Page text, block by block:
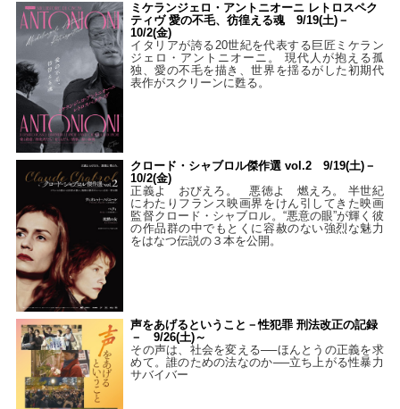
ミケランジェロ・アントニオーニ レトロスペク
ティヴ 愛の不毛、彷徨える魂 9/19(土)－
10/2(金)
イタリアが誇る20世紀を代表する巨匠ミケラン
ジェロ・アントニオーニ。 現代人が抱える孤
独、愛の不毛を描き、世界を揺るがした初期代
表作がスクリーンに甦る。
クロード・シャブロル傑作選 vol.2 9/19(土)－
10/2(金)
正義よ おびえろ。 悪徳よ 燃えろ。 半世紀
にわたりフランス映画界をけん引してきた映画
監督クロード・シャブロル。“悪意の眼”が輝く彼
の作品群の中でもとくに容赦のない強烈な魅力
をはなつ伝説の３本を公開。
声をあげるということ－性犯罪 刑法改正の記録
－ 9/26(土)～
その声は、社会を変える──ほんとうの正義を求
めて。誰のための法なのか──立ち上がる性暴力
サバイバー